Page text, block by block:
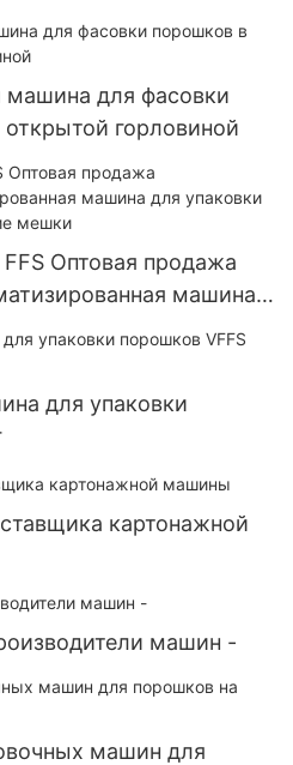
500 мл400
машина для фасовки
горловиной
Оптовая продажа
машина
в готовые стоячие
для упаковки
картонажной
машин -
машин для